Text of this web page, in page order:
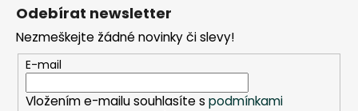
Odebírat newsletter
Nezmeškejte žádné novinky či slevy!
E-mail
Vložením e-mailu souhlasíte s podmínkami